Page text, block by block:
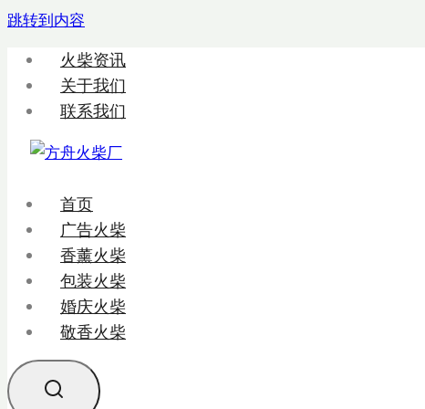
跳转到内容
火柴资讯
关于我们
联系我们
首页
广告火柴
香薰火柴
包装火柴
婚庆火柴
敬香火柴